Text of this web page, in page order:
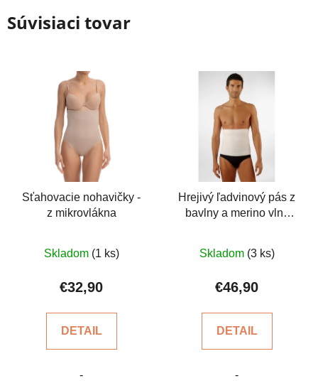
Súvisiaci tovar
Sťahovacie nohavičky -
z mikrovlákna
hodnotenie
produktu
z
hviezdičiek.
Skladom (1 ks)
€32,90
DETAIL
-
Hrejivý ľadvinový pás z
bavlny a merino vlny
hodnotenie
produktu
z
hviezdičiek.
Skladom (3 ks)
€46,90
DETAIL
-